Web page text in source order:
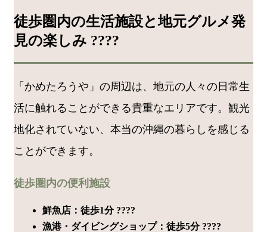
徒歩圏内の生活施設と地元グルメ発
見の楽しみ ????️
「かめたろうや」の周辺は、地元の人々の日常生
活に触れることができる貴重なエリアです。観光
地化されていない、本当の沖縄の暮らしを感じる
ことができます。
徒歩圏内の便利施設
鮮魚店：徒歩1分 ????
漁港・ダイビングショップ：徒歩5分 ????